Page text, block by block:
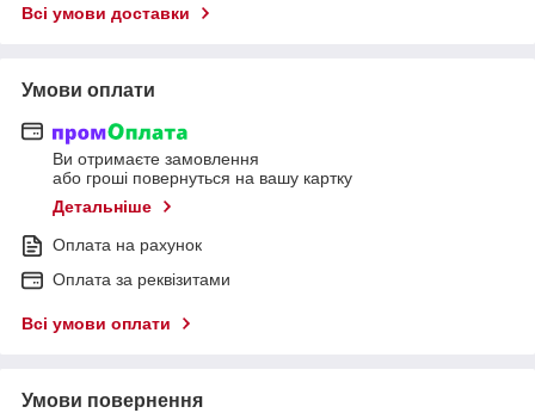
Всі умови доставки
Умови оплати
Ви отримаєте замовлення
або гроші повернуться на вашу картку
Детальніше
Оплата на рахунок
Оплата за реквізитами
Всі умови оплати
Умови повернення